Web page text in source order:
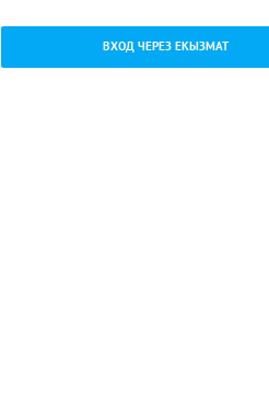
ВХОД ЧЕРЕЗ ЕКЫЗМАТ